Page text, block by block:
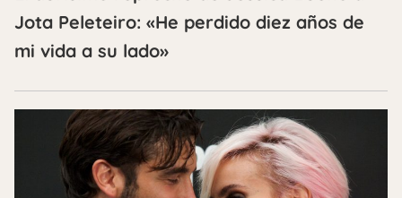
Jota Peleteiro: «He perdido diez años de
mi vida a su lado»